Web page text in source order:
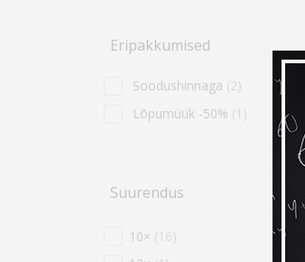
Eripakkumised
Soodushinnaga (2)
Lõpumüük -50% (1)
Suurendus
10× (16)